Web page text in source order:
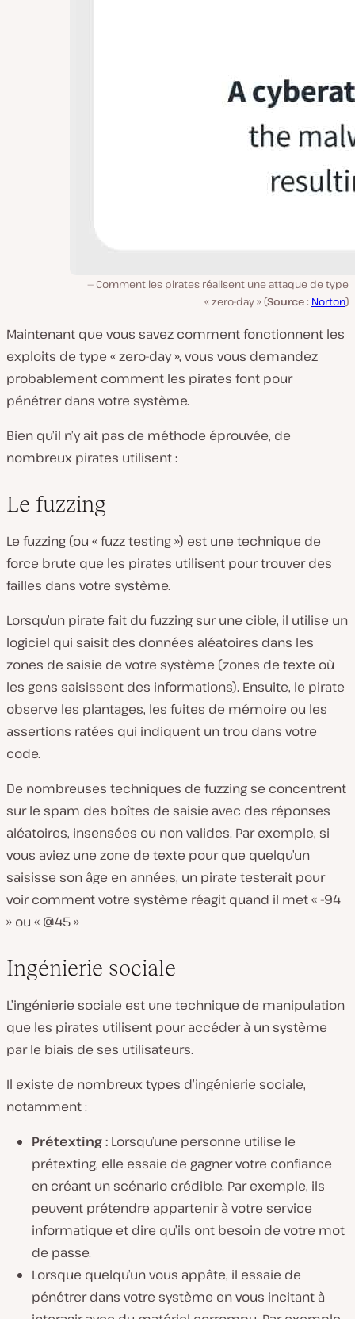
Comment les pirates réalisent une attaque de type
« zero-day » (Source : Norton)
Maintenant que vous savez comment fonctionnent les
exploits de type « zero-day », vous vous demandez
probablement comment les pirates font pour
pénétrer dans votre système.
Bien qu’il n’y ait pas de méthode éprouvée, de
nombreux pirates utilisent :
Le fuzzing
Le fuzzing (ou « fuzz testing ») est une technique de
force brute que les pirates utilisent pour trouver des
failles dans votre système.
Lorsqu’un pirate fait du fuzzing sur une cible, il utilise un
logiciel qui saisit des données aléatoires dans les
zones de saisie de votre système (zones de texte où
les gens saisissent des informations). Ensuite, le pirate
observe les plantages, les fuites de mémoire ou les
assertions ratées qui indiquent un trou dans votre
code.
De nombreuses techniques de fuzzing se concentrent
sur le spam des boîtes de saisie avec des réponses
aléatoires, insensées ou non valides. Par exemple, si
vous aviez une zone de texte pour que quelqu’un
saisisse son âge en années, un pirate testerait pour
voir comment votre système réagit quand il met « -94
» ou « @45 »
Ingénierie sociale
L’ingénierie sociale est une technique de manipulation
que les pirates utilisent pour accéder à un système
par le biais de ses utilisateurs.
Il existe de nombreux types d’ingénierie sociale,
notamment :
Prétexting : Lorsqu’une personne utilise le
prétexting, elle essaie de gagner votre confiance
en créant un scénario crédible. Par exemple, ils
peuvent prétendre appartenir à votre service
informatique et dire qu’ils ont besoin de votre mot
de passe.
Lorsque quelqu’un vous appâte, il essaie de
pénétrer dans votre système en vous incitant à